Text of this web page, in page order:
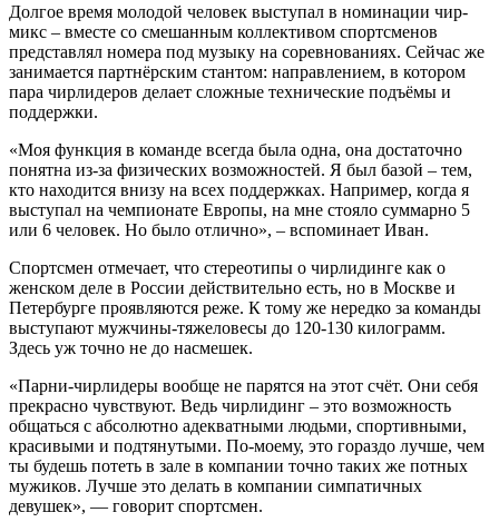
Долгое время молодой человек выступал в номинации чир-
микс – вместе со смешанным коллективом спортсменов
представлял номера под музыку на соревнованиях. Сейчас же
занимается партнёрским стантом: направлением, в котором
пара чирлидеров делает сложные технические подъёмы и
поддержки.
«Моя функция в команде всегда была одна, она достаточно
понятна из-за физических возможностей. Я был базой – тем,
кто находится внизу на всех поддержках. Например, когда я
выступал на чемпионате Европы, на мне стояло суммарно 5
или 6 человек. Но было отлично», – вспоминает Иван.
Спортсмен отмечает, что стереотипы о чирлидинге как о
женском деле в России действительно есть, но в Москве и
Петербурге проявляются реже. К тому же нередко за команды
выступают мужчины-тяжеловесы до 120-130 килограмм.
Здесь уж точно не до насмешек.
«Парни-чирлидеры вообще не парятся на этот счёт. Они себя
прекрасно чувствуют. Ведь чирлидинг – это возможность
общаться с абсолютно адекватными людьми, спортивными,
красивыми и подтянутыми. По-моему, это гораздо лучше, чем
ты будешь потеть в зале в компании точно таких же потных
мужиков. Лучше это делать в компании симпатичных
девушек», — говорит спортсмен.